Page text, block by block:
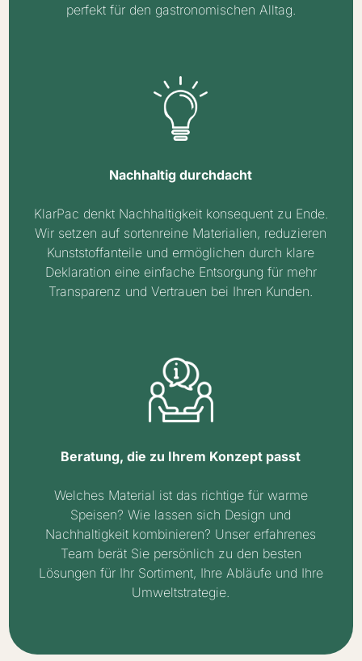
perfekt für den gastronomischen Alltag.
Nachhaltig durchdacht
KlarPac denkt Nachhaltigkeit konsequent zu Ende.
Wir setzen auf sortenreine Materialien, reduzieren
Kunststoffanteile und ermöglichen durch klare
Deklaration eine einfache Entsorgung für mehr
Transparenz und Vertrauen bei Ihren Kunden.
Beratung, die zu Ihrem Konzept passt
Welches Material ist das richtige für warme
Speisen? Wie lassen sich Design und
Nachhaltigkeit kombinieren? Unser erfahrenes
Team berät Sie persönlich zu den besten
Lösungen für Ihr Sortiment, Ihre Abläufe und Ihre
Umweltstrategie.